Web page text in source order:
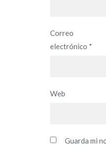
Correo
electrónico *
Web
Guarda mi